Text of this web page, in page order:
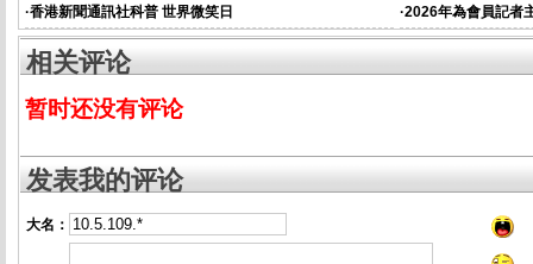
資的通知
·香港新聞通訊社科普 世界微笑日 ·2026年為會員記者
相关评论
暂时还没有评论
发表我的评论
大名：